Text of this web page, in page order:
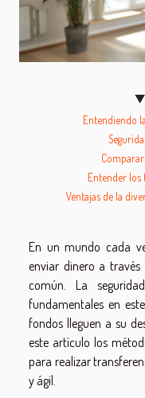
Entendiendo
Entender los
Ventajas de la
En un mundo cada
enviar dinero a
común. La
fundamentales en
fondos lleguen a su
este artículo los
para realizar
y ágil.